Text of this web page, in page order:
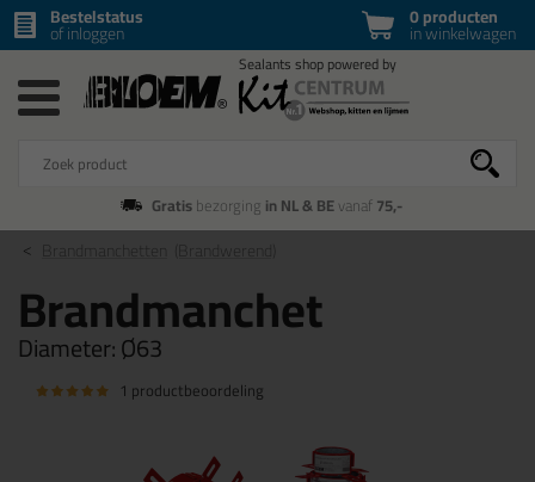
0 producten
in winkelwagen
Bestelstatus
of inloggen
Gratisbezorging in NL & BEvanaf75,-
(Brandwerend)
Brandmanchet
Diameter:Ø63
1 productbeoordeling